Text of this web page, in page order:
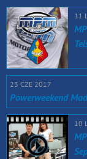
11
23 CZE 2017
Powerweekend
10